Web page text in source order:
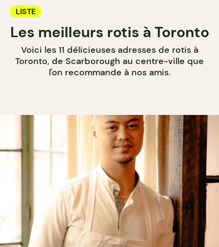
LISTE
Les meilleurs rotis à Toronto
Voici les 11 délicieuses adresses de rotis à
Toronto, de Scarborough au centre-ville que
l'on recommande à nos amis.